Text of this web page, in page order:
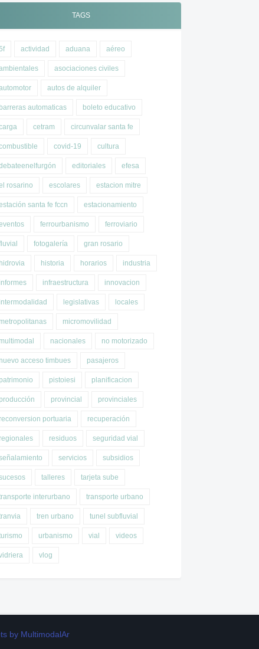
TAGS
actividad aduana aéreo
asociaciones civiles
autos de alquiler
barreras automaticas boleto educativo
cetram circunvalar santa fe
covid-19 cultura
editoriales efesa
rosarino escolares estacion mitre
santa fe fccn estacionamiento
ferrourbanismo ferroviario
fotogalería gran rosario
hidrovia historia horarios industria
informes infraestructura innovacion
intermodalidad legislativas locales
metropolitanas micromovilidad
multimodal nacionales no motorizado
nuevo acceso timbues pasajeros
patrimonio pistoiesi planificacion
producción provincial provinciales
reconversion portuaria recuperación
regionales residuos seguridad vial
servicios subsidios
talleres tarjeta sube
interurbano transporte urbano
tren urbano tunel subfluvial
urbanismo vial videos
vlog
by MultimodalAr